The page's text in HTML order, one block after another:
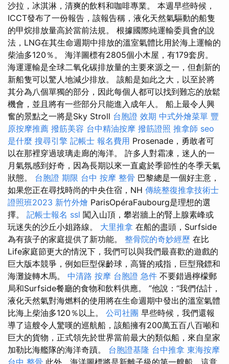
沙拉，冰淇淋，清爽的飲料和咖啡專業。 本週早些時候，
ICCT發布了一份報告，該報告稱，液化天然氣驅動的船隻
的甲烷排放量高於當前法規。 根據國際純運輸委員會的說
法，LNG在其生命週期中排放的溫室氣體比用於海上運輸的
柴油多120％。 海洋圖標有2805個小木屋，有179套房。
海運運輸是全球二氧化碳排放量的主要來源之一，但創新的
新船隻可以驚人地減少排放。 該船是如此之大，以至於將
其分為八個單獨的部分，因此每個人都可以找到難忘的放鬆
機會，並且將有一些部分只能進入成年人。 船上最令人興
奮的景點之一將是Sky Stroll 台胞證 效期 中式外燴菜單 豐
原按摩推薦 撥筋美容 台中精油按摩 撥筋證照 推拿師 seo
是什麼 搜尋引擎 記帳士 報名費用 Prosenade，勇敢者可
以在那裡穿過玻璃走廊的海洋。 許多人對霜凍，迷人的一
月氣氛感到好奇，因為長期以來一直處於季節性的冬季天氣
狀態。 台胞證 期限 台中 按摩 整骨 巴黎總是一個好主意，
如果您正在尋找時尚的中央住宿，NH 傳統整復推拿技術士
證照班2023 新竹外燴 ParisOpéraFaubourg是理想的選
擇。 記帳士報名 ssl 闖入山頂，攀岩牆上的腎上腺素峰或
玩迷失的沙丘小姐路線。 大里推拿 在船的盡頭，Surfside
為有孩子的家庭提供了新功能。 整骨院的奇妙經歷 在比
Life家庭節更大的情況下，我們可以與我們最喜歡的遊戲的
巨大版本競爭，例如巨型保齡球，高聳的戒指，巨型飛鏢和
海灘旋轉木馬。 中清路 按摩 台胞證 急件 不要錯過檸檬郵
局和Surfside餐廳的食物和飲料供應。 ”他說：“我們估計，
液化天然氣對海燃料的使用將在生命週期中發出的溫室氣體
比海上柴油多120％以上。 公司社團 早些時候，我們還報
導了這艘令人驚嘆的巡航船，該船擁有200萬五百八百噸和
巨大的貨物，正式領先於世界當前最大的類似船，來自皇家
加勒比海艦隊的海洋奇蹟。 台胞證基隆 台中推拿 東海按摩
台中 整骨 此外，海洋圖標將是新離子級的第一艘船，這意